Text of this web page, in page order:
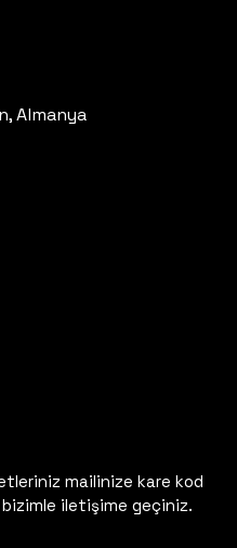
Almanya
mailinize kare kod
iletişime geçiniz.